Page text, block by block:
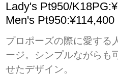
Lady's Pt950/
Men's Pt950:¥114,400
プロポーズの際に愛する
ージ。シンプルながらも
せたデザイン。